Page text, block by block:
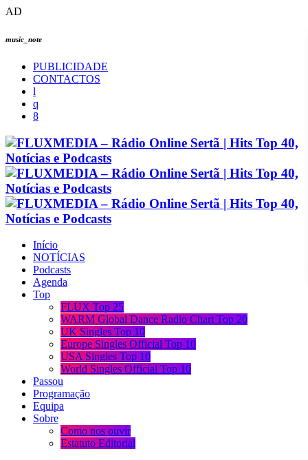
AD
music_note
PUBLICIDADE
CONTACTOS
Início
NOTÍCIAS
Podcasts
Agenda
Top
FLUX Top 25
WARM Global Dance Radio Chart Top 20
UK Singles Top 10
Europe Singles Official Top 10
USA Singles Top 10
World Singles Official Top 10
Passou
Programação
Equipa
Sobre
Como nos ouvir
Estatuto Editorial